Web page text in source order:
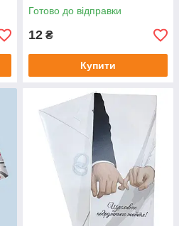
Готово до відправки
12 ₴
Купити